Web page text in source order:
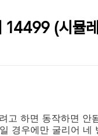
14499 (시뮬
고 하면 동작하면 안
경우에만 굴리어